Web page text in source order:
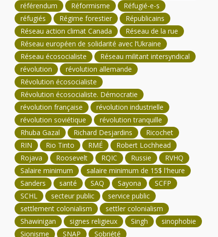
référendum
Réformisme
Réfugié-e-s
réfugiés
Régime forestier
Républicains
Réseau action climat Canada
Réseau de la rue
Réseau européen de solidarité avec l’Ukraine
Réseau écosocialiste
Réseau militant intersyndical
révolution
révolution allemande
Révolution écosocialiste
Révolution écosocialiste. Démocratie
révolution française
révolution industrielle
révolution soviétique
révolution tranquille
Rhuba Gazal
Richard Desjardins
Ricochet
RIN
Rio Tinto RMÉ
Robert Lochhead
Rojava
Roosevelt RQIC Russie
RVHQ
Salaire minimum
salaire minimum de 15$ l'heure
Sanders
santé SAQ Sayona
SCFP
SCHL
secteur public
service public
settlement colonialism
settler colonialism
Shawinigan
signes religieux Singh
sinophobie
Sionisme
SNAP
Sobriété